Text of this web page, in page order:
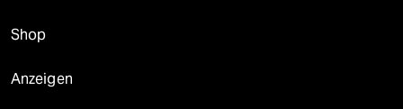
Shop
Anzeigen